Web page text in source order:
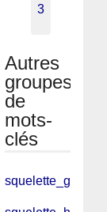
3
Autres
groupes
de
mots-
clés
squelette_galerie